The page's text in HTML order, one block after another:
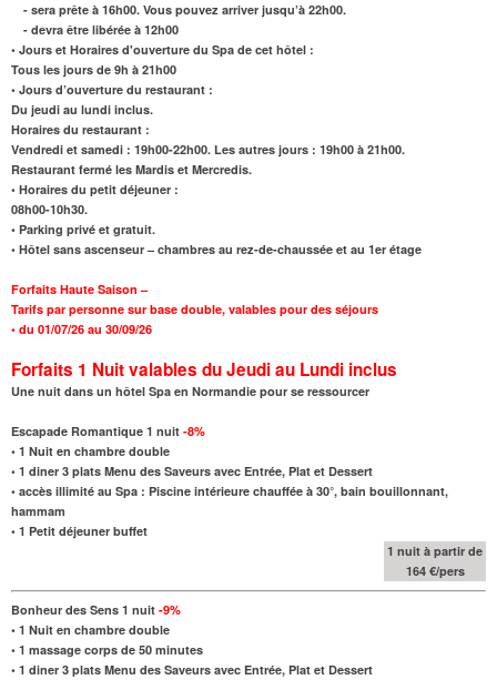
- sera prête à 16h00. Vous pouvez arriver jusqu’à 22h00.
- devra être libérée à 12h00
• Jours et Horaires d'ouverture du Spa de cet hôtel :
Tous les jours de 9h à 21h00
• Jours d’ouverture du restaurant :
Du jeudi au lundi inclus.
Horaires du restaurant :
Vendredi et samedi : 19h00-22h00. Les autres jours : 19h00 à 21h00.
Restaurant fermé les Mardis et Mercredis.
• Horaires du petit déjeuner :
08h00-10h30.
• Parking privé et gratuit.
• Hôtel sans ascenseur – chambres au rez-de-chaussée et au 1er étage
Forfaits Haute Saison –
Tarifs par personne sur base double, valables pour des séjours
• du 01/07/26 au 30/09/26
Forfaits 1 Nuit valables du Jeudi au Lundi inclus
Une nuit dans un hôtel Spa en Normandie pour se ressourcer
Escapade Romantique 1 nuit -8%
• 1 Nuit en chambre double
• 1 diner 3 plats Menu des Saveurs avec Entrée, Plat et Dessert
• accès illimité au Spa : Piscine intérieure chauffée à 30°, bain bouillonnant,
hammam
• 1 Petit déjeuner buffet
1 nuit à partir de
164 €/pers
Bonheur des Sens 1 nuit -9%
• 1 Nuit en chambre double
• 1 massage corps de 50 minutes
• 1 diner 3 plats Menu des Saveurs avec Entrée, Plat et Dessert